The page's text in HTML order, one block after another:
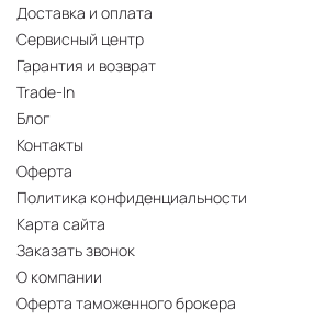
Доставка и оплата
Сервисный центр
Гарантия и возврат
Trade-In
Блог
Контакты
Оферта
Политика конфиденциальности
Карта сайта
Заказать звонок
О компании
Оферта таможенного брокера